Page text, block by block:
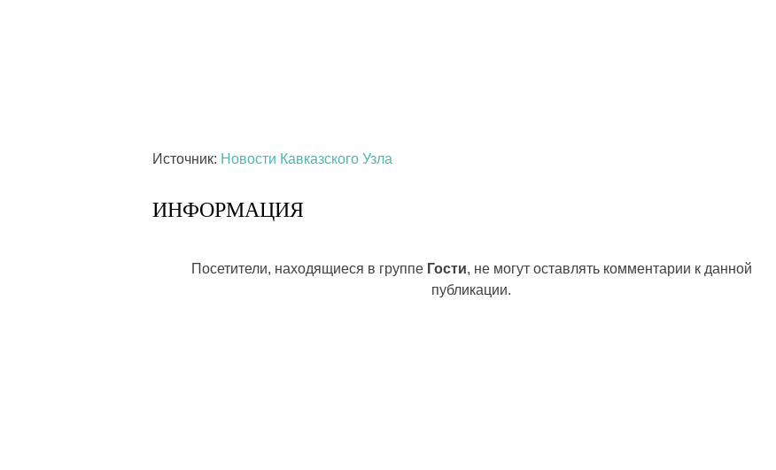
Источник: Новости Кавказского Узла
ИНФОРМАЦИЯ
Посетители, находящиеся в группе Гости, не могут оставлять комментарии к данной
публикации.